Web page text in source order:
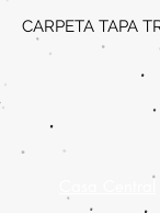
CARPETA TAPA
Casa Central